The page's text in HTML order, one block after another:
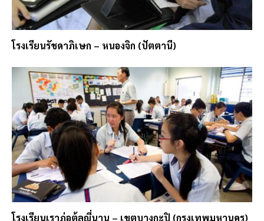
โรงเรียนรัชดาภิเษก – หนองจิก (ปัตตานี)
โรงเรียนเราฎ่อตุ้ลญี่นาน – เขตบางกะปิ (กรุงเทพมหานคร)